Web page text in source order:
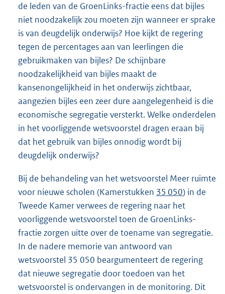
de leden van de GroenLinks-fractie eens dat bijles
niet noodzakelijk zou moeten zijn wanneer er sprake
is van deugdelijk onderwijs? Hoe kijkt de regering
tegen de percentages aan van leerlingen die
gebruikmaken van bijles? De schijnbare
noodzakelijkheid van bijles maakt de
kansenongelijkheid in het onderwijs zichtbaar,
aangezien bijles een zeer dure aangelegenheid is die
economische segregatie versterkt. Welke onderdelen
in het voorliggende wetsvoorstel dragen eraan bij
dat het gebruik van bijles onnodig wordt bij
deugdelijk onderwijs?
Bij de behandeling van het wetsvoorstel Meer ruimte
voor nieuwe scholen (Kamerstukken 35 050) in de
Tweede Kamer verwees de regering naar het
voorliggende wetsvoorstel toen de GroenLinks-
fractie zorgen uitte over de toename van segregatie.
In de nadere memorie van antwoord van
wetsvoorstel 35 050 beargumenteert de regering
dat nieuwe segregatie door toedoen van het
wetsvoorstel is ondervangen in de monitoring. Dit